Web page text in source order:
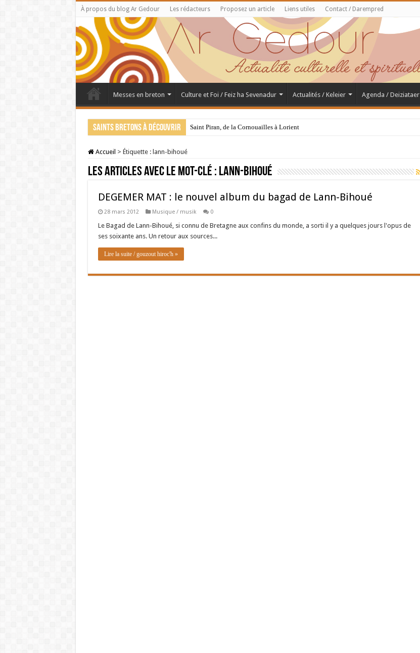
À propos du blog Ar Gedour Les rédacteurs Proposez un article Liens utiles Contact / Darempred
Messes en breton Culture et Foi / Feiz ha Sevenadur Actualités / Keleier Agenda / Deiziataer
Saints bretons à découvrir Saint Piran, de la Cornouailles à Lorient
Accueil > Étiquette : lann-bihoué
Les articles avec le mot-clé : lann-bihoué
DEGEMER MAT : le nouvel album du bagad de Lann-Bihoué
28 mars 2012 Musique / musik 0
Le Bagad de Lann-Bihoué, si connu de Bretagne aux confins du monde, a sorti il y a quelques jours l'opus de
ses soixante ans. Un retour aux sources...
Lire la suite / gouzout hiroc'h »